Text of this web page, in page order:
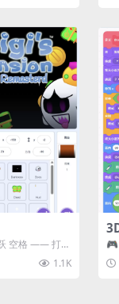
空格 —— 打开
1.1K